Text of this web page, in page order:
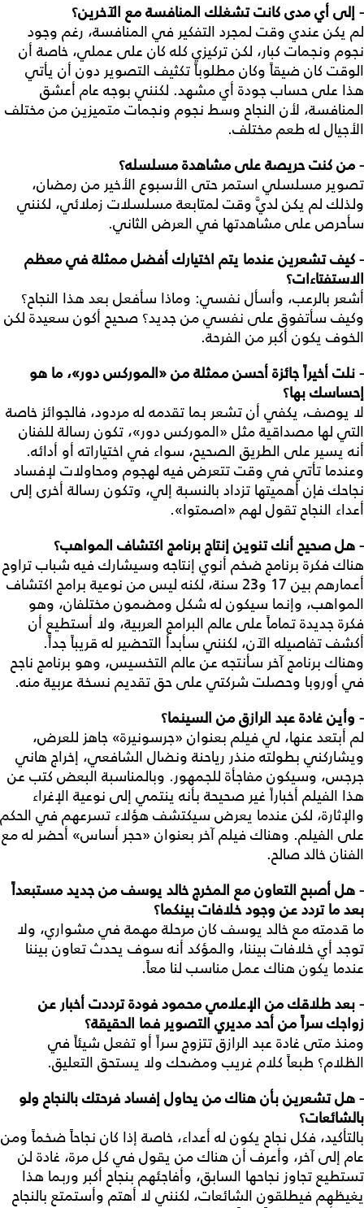
- إلى أي مدى كانت تشغلك المنافسة مع الآخرين؟
لم يكن عندي وقت لمجرد التفكير في المنافسة، رغم وجود
نجوم ونجمات كبار، لكن تركيزي كله كان على عملي، خاصة أن
الوقت كان ضيقاً وكان مطلوباً تكثيف التصوير دون أن يأتي
هذا على حساب جودة أي مشهد. لكنني بوجه عام أعشق
المنافسة، لأن النجاح وسط نجوم ونجمات متميزين من مختلف
الأجيال له طعم مختلف.
- من كنت حريصة على مشاهدة مسلسله؟
تصوير مسلسلي استمر حتى الأسبوع الأخير من رمضان،
ولذلك لم يكن لديَّ وقت لمتابعة مسلسلات زملائي، لكنني
سأحرص على مشاهدتها في العرض الثاني.
- كيف تشعرين عندما يتم اختيارك أفضل ممثلة في معظم
الاستفتاءات؟
أشعر بالرعب، وأسأل نفسي: وماذا سأفعل بعد هذا النجاح؟
وكيف سأتفوق على نفسي من جديد؟ صحيح أكون سعيدة لكن
الخوف يكون أكبر من الفرحة.
- نلت أخيراً جائزة أحسن ممثلة من «الموركس دور»، ما هو
إحساسك بها؟
لا يوصف، يكفي أن تشعر بما تقدمه له مردود، فالجوائز خاصة
التي لها مصداقية مثل «الموركس دور»، تكون رسالة للفنان
أنه يسير على الطريق الصحيح، سواء في اختياراته أو أدائه.
وعندما تأتي في وقت تتعرض فيه لهجوم ومحاولات لإفساد
نجاحك فإن أهميتها تزداد بالنسبة إلي، وتكون رسالة أخرى إلى
أعداء النجاح تقول لهم «اصمتوا».
- هل صحيح أنك تنوين إنتاج برنامج اكتشاف المواهب؟
هناك فكرة برنامج ضخم أنوي إنتاجه وسيشارك فيه شباب تراوح
أعمارهم بين 17 و23 سنة، لكنه ليس من نوعية برامج اكتشاف
المواهب، وإنما سيكون له شكل ومضمون مختلفان، وهو
فكرة جديدة تماماً على عالم البرامج العربية، ولا أستطيع أن
أكشف تفاصيله الآن، لكنني سأبدأ التحضير له قريباً جداً.
وهناك برنامج آخر سأنتجه عن عالم التخسيس، وهو برنامج ناجح
في أوروبا وحصلت شركتي على حق تقديم نسخة عربية منه.
- وأين غادة عبد الرازق من السينما؟
لم أبتعد عنها، لي فيلم بعنوان «جرسونيرة» جاهز للعرض،
ويشاركني بطولته منذر رياحنة ونضال الشافعي، إخراج هاني
جرجس، وسيكون مفاجأة للجمهور. وبالمناسبة البعض كتب عن
هذا الفيلم أخباراً غير صحيحة بأنه ينتمي إلى نوعية الإغراء
والإثارة، لكن عندما يعرض سيكتشف هؤلاء تسرعهم في الحكم
على الفيلم. وهناك فيلم آخر بعنوان «حجر أساس» أحضر له مع
الفنان خالد صالح.
- هل أصبح التعاون مع المخرج خالد يوسف من جديد مستبعداً
بعد ما تردد عن وجود خلافات بينكما؟
ما قدمته مع خالد يوسف كان مرحلة مهمة في مشواري، ولا
توجد أي خلافات بيننا، والمؤكد أنه سوف يحدث تعاون بيننا
عندما يكون هناك عمل مناسب لنا معاً.
- بعد طلاقك من الإعلامي محمود فودة ترددت أخبار عن
زواجك سراً من أحد مديري التصوير فما الحقيقة؟
ومنذ متى غادة عبد الرازق تتزوج سراً أو تفعل شيئاً في
الظلام؟ طبعاً كلام غريب ومضحك ولا يستحق التعليق.
- هل تشعرين بأن هناك من يحاول إفساد فرحتك بالنجاح ولو
بالشائعات؟
بالتأكيد، فكل نجاح يكون له أعداء، خاصة إذا كان نجاحاً ضخماً ومن
عام إلى آخر، وأعرف أن هناك من يقول في كل مرة، غادة لن
تستطيع تجاوز نجاحها السابق، وأفاجئهم بنجاح أكبر وربما هذا
يغيظهم فيطلقون الشائعات، لكنني لا أهتم وأستمتع بالنجاح